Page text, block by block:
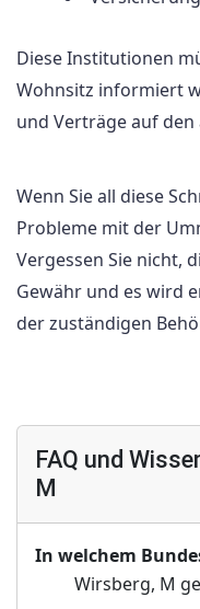
Diese Institutionen
Wohnsitz informiert
und Verträge auf
Wenn Sie all diese
Probleme mit der
Vergessen Sie nicht,
Gewähr und es wird
der zuständigen
FAQ und
M
In welchem
Wirsberg, M